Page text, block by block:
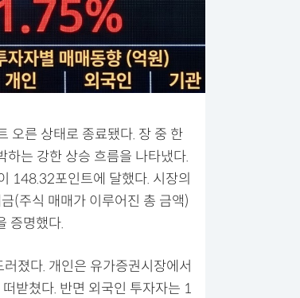
오른 상태로 종료됐다. 장 중 한
는 강한 상승 흐름을 나타냈다.
148.32포인트에 달했다. 시장의
(주식 매매가 이루어진 총 금액)
증명했다.
졌다. 개인은 유가증권시장에서
받쳤다. 반면 외국인 투자자는 1